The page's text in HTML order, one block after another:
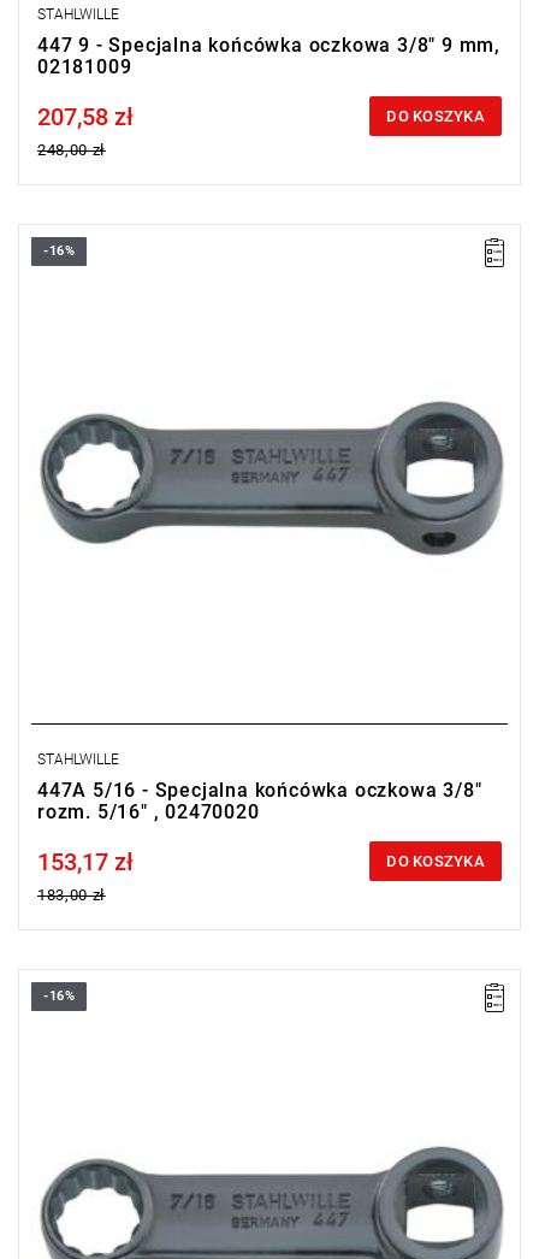
STAHLWILLE
447 9 - Specjalna końcówka oczkowa 3/8" 9 mm,
02181009
Price tax included
207,58 zł
248,00 zł
DO KOSZYKA
-16%
STAHLWILLE
447A 5/16 - Specjalna końcówka oczkowa 3/8"
rozm. 5/16" , 02470020
Price tax included
153,17 zł
183,00 zł
DO KOSZYKA
-16%